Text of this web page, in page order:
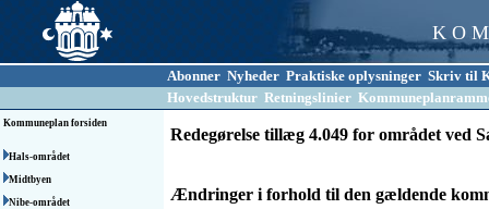
K O
Abonner Nyheder Praktiske oplysninger Skriv til
Hovedstruktur Retningslinier
Kommuneplan forsiden
Hals-området
Midtbyen
Nibe-området
Redegørelse tillæg 4.049 for området ved
Ændringer i forhold til den gældende